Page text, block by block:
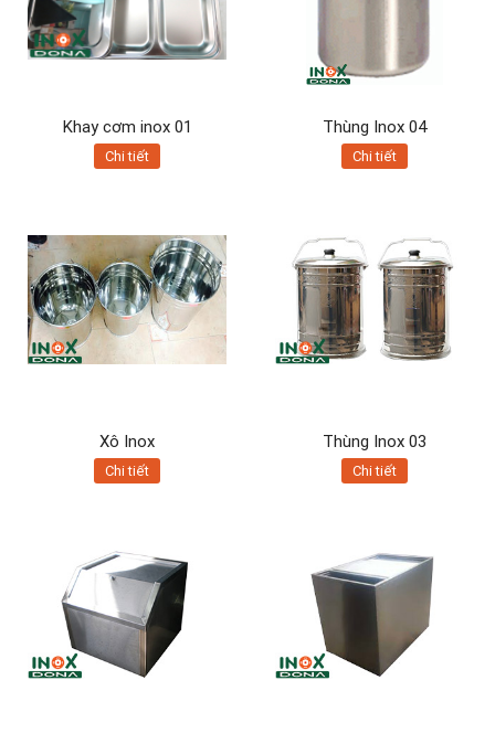
Khay cơm inox 01
Chi tiết
Thùng Inox 04
Chi tiết
Xô Inox
Chi tiết
Thùng Inox 03
Chi tiết